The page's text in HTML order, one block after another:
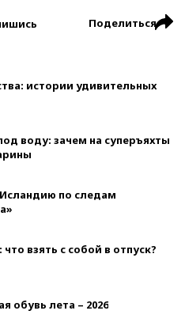
Поделиться
истории удивительных
воду: зачем на суперъяхты
по следам
взять с собой в отпуск?
обувь лета – 2026